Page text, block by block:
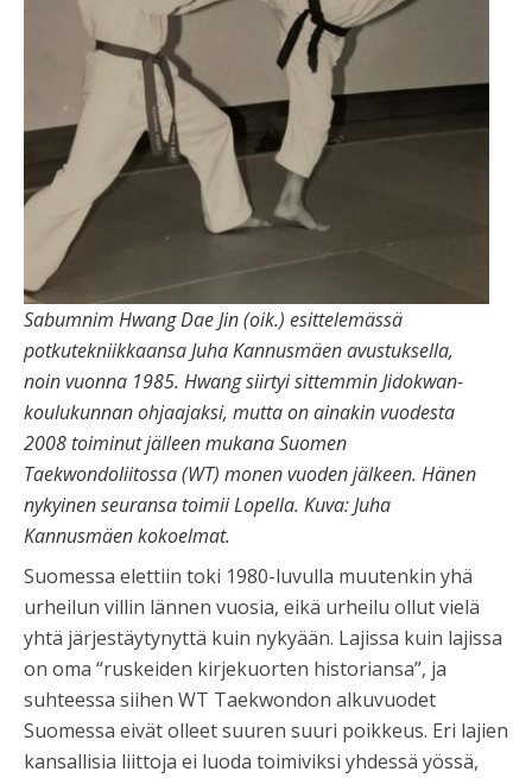
Sabumnim Hwang Dae Jin (oik.) esittelemässä
potkutekniikkaansa Juha Kannusmäen avustuksella,
noin vuonna 1985. Hwang siirtyi sittemmin Jidokwan-
koulukunnan ohjaajaksi, mutta on ainakin vuodesta
2008 toiminut jälleen mukana Suomen
Taekwondoliitossa (WT) monen vuoden jälkeen. Hänen
nykyinen seuransa toimii Lopella. Kuva: Juha
Kannusmäen kokoelmat.
Suomessa elettiin toki 1980-luvulla muutenkin yhä
urheilun villin lännen vuosia, eikä urheilu ollut vielä
yhtä järjestäytynyttä kuin nykyään. Lajissa kuin lajissa
on oma “ruskeiden kirjekuorten historiansa”, ja
suhteessa siihen WT Taekwondon alkuvuodet
Suomessa eivät olleet suuren suuri poikkeus. Eri lajien
kansallisia liittoja ei luoda toimiviksi yhdessä yössä,